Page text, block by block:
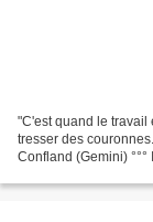
"C'est quand le travail
tresser des
Confland (Gemini)